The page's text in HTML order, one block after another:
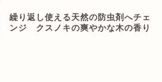
繰り返し使える天然の防虫剤へチェ
ンジ クスノキの爽やかな木の香り